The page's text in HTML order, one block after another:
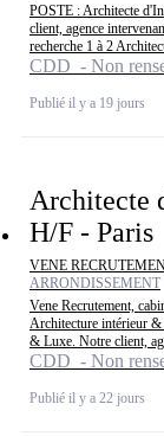
POSTE : Architecte
client, agence
recherche 1 à 2
CDD - Non
Publié il y a 19 jours
Architecte
H/F - Paris
VENE
ARRONDISSEMENT
Vene Recrutement,
Architecture intérieur
& Luxe. Notre client,
CDD - Non
Publié il y a 22 jours